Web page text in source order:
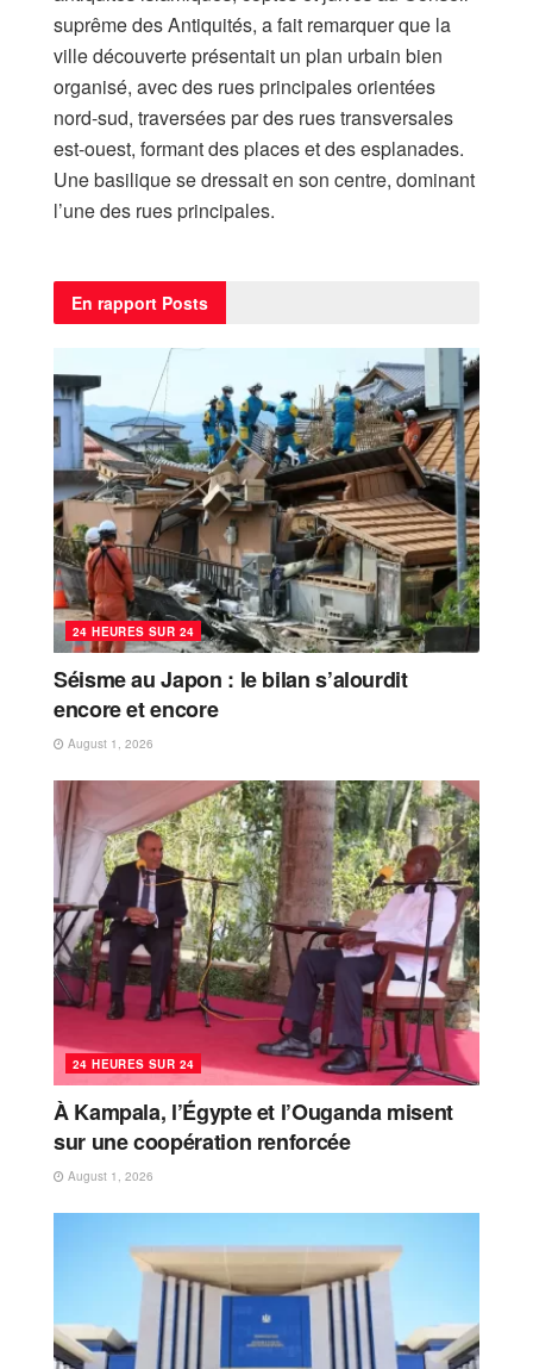
suprême des Antiquités, a fait remarquer que la
ville découverte présentait un plan urbain bien
organisé, avec des rues principales orientées
nord-sud, traversées par des rues transversales
est-ouest, formant des places et des esplanades.
Une basilique se dressait en son centre, dominant
l’une des rues principales.
En rapport Posts
24 HEURES SUR 24
Séisme au Japon : le bilan s’alourdit
encore et encore
August 1, 2026
24 HEURES SUR 24
À Kampala, l’Égypte et l’Ouganda misent
sur une coopération renforcée
August 1, 2026